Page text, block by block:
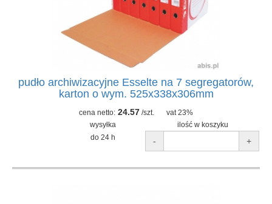
pudło archiwizacyjne Esselte na 7 segregatorów,
karton o wym. 525x338x306mm
cena netto: 24.57 /szt.
vat 23%
wysyłka
ilość w koszyku
do 24 h
- +